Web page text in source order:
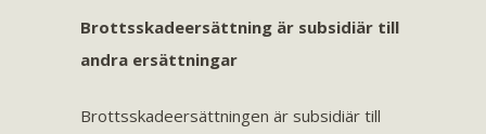
Brottsskadeersättning är subsidiär till
andra ersättningar
Brottsskadeersättningen är subsidiär till